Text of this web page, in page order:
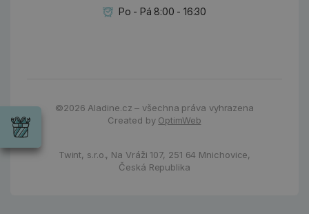
Po - Pá 8:00 - 16:30
©2026Aladine.cz – všechna práva vyhrazena
Created by OptimWeb
Twint, s.r.o., Na Vráži 107, 251 64 Mnichovice,
Česká Republika
Wrendale
příležitost
Chci si vybrat